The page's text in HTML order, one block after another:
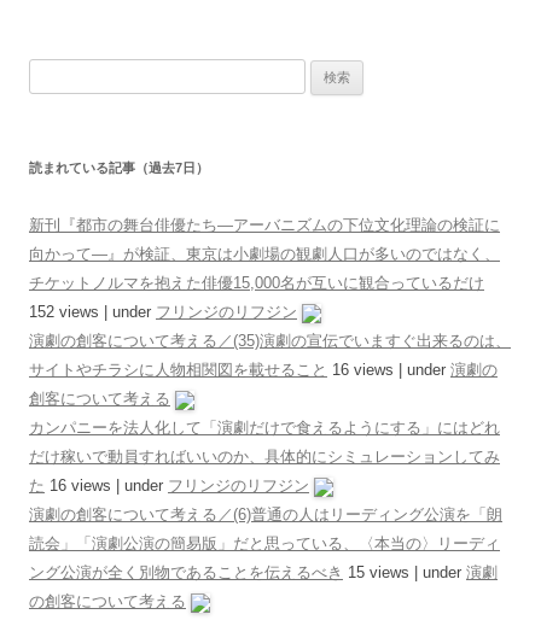
読まれている記事（過去7日）
新刊『都市の舞台俳優たち―アーバニズムの下位文化理論の検証に
向かって―』が検証、東京は小劇場の観劇人口が多いのではなく、
チケットノルマを抱えた俳優15,000名が互いに観合っているだけ
152 views
under フリンジのリフジン
演劇の創客について考える／(35)演劇の宣伝でいますぐ出来るのは、
サイトやチラシに人物相関図を載せること 16 views under 演劇の
創客について考える
カンパニーを法人化して「演劇だけで食えるようにする」にはどれ
だけ稼いで動員すればいいのか、具体的にシミュレーションしてみ
た 16 views under フリンジのリフジン
演劇の創客について考える／(6)普通の人はリーディング公演を「朗
読会」「演劇公演の簡易版」だと思っている、〈本当の〉リーディ
ング公演が全く別物であることを伝えるべき 15 views under 演劇
の創客について考える